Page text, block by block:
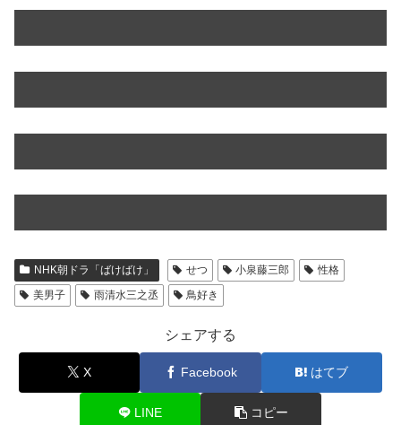
NHK朝ドラ「ばけばけ」 せつ 小泉藤三郎
性格
美男子
雨清水三之丞 鳥好き
シェアする
X Facebook はてブ
LINE コピー